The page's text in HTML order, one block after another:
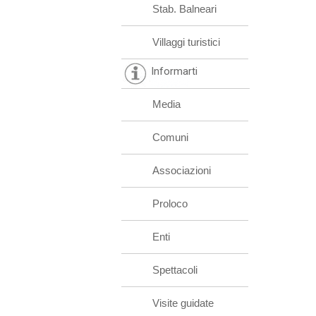
Stab. Balneari
Villaggi turistici
Informarti
Media
Comuni
Associazioni
Proloco
Enti
Spettacoli
Visite guidate